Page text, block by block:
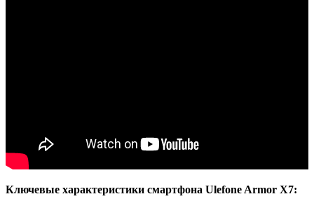
Ключевые характеристики смартфона Ulefone Armor X7: